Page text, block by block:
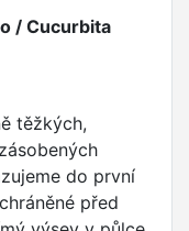
/ Cucurbita
těžkých,
do první
před